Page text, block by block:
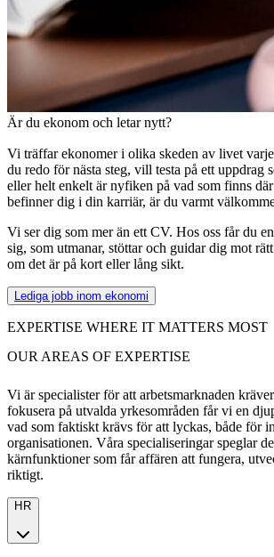
Är du ekonom och letar nytt?
Vi träffar ekonomer i olika skeden av livet
du redo för nästa steg, vill testa på ett uppdrag
eller helt enkelt är nyfiken på vad som finns
befinner dig i din karriär, är du varmt
Vi ser dig som mer än ett CV. Hos oss får du
sig, som utmanar, stöttar och guidar dig mot
om det är på kort eller lång sikt.
Lediga jobb inom ekonomi
EXPERTISE WHERE IT MATTERS MOST
OUR AREAS OF EXPERTISE
Vi är specialister för att arbetsmarknaden
fokusera på utvalda yrkesområden får vi en
vad som faktiskt krävs för att lyckas, både för
organisationen. Våra specialiseringar speglar
kärnfunktioner som får affären att fungera,
riktigt.
HR